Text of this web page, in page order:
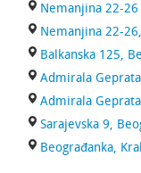
Nemanjina 22-26
Nemanjina 22-
Balkanska 125,
Admirala
Admirala
Sarajevska 9,
Beograđanka,